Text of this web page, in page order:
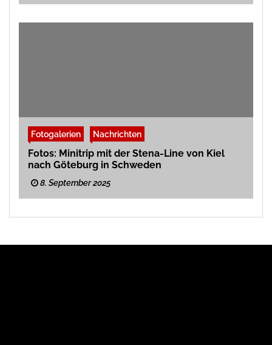
Fotogalerien Nachrichten
Fotos: Minitrip mit der Stena-Line von Kiel
nach Göteburg in Schweden
8. September 2025